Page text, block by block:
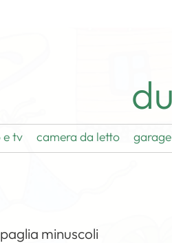
e tv camera da letto garage
minuscoli